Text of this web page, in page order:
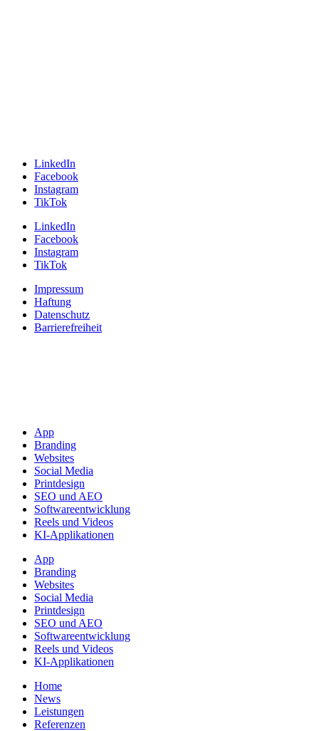
LinkedIn
Facebook
Instagram
TikTok
LinkedIn
Facebook
Instagram
TikTok
Impressum
Haftung
Datenschutz
Barrierefreiheit
App
Branding
Websites
Social Media
Printdesign
SEO und AEO
Softwareentwicklung
Reels und Videos
KI-Applikationen
App
Branding
Websites
Social Media
Printdesign
SEO und AEO
Softwareentwicklung
Reels und Videos
KI-Applikationen
Home
News
Leistungen
Referenzen